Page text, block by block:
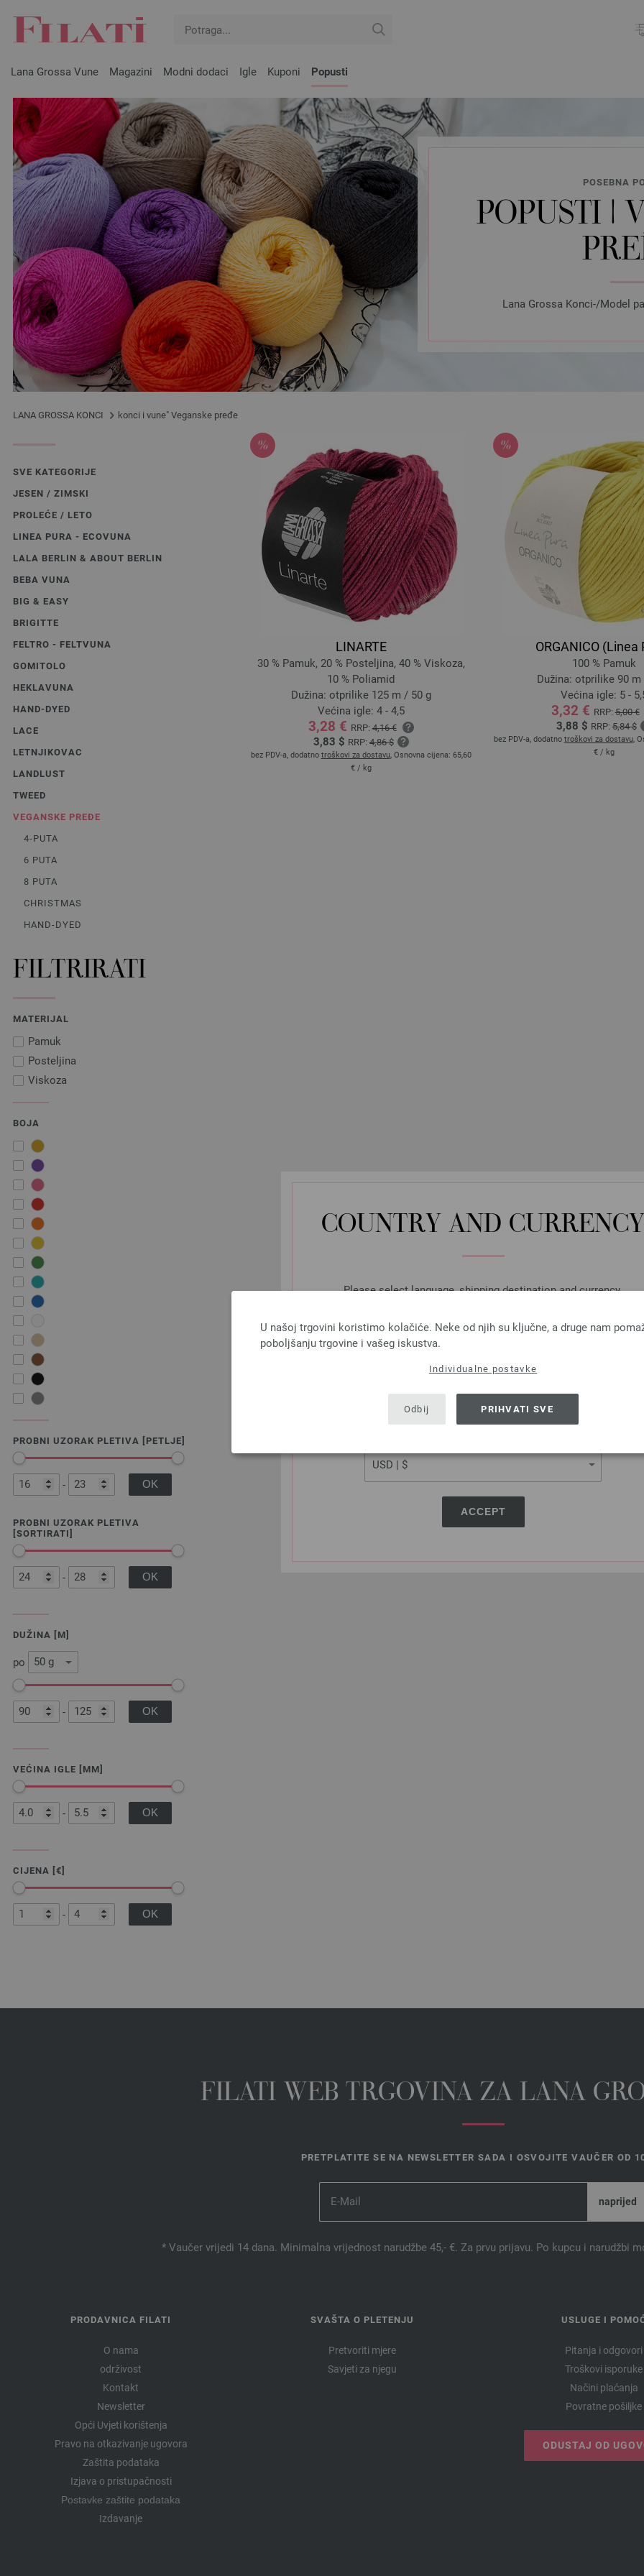
COUNTRY AND CURRENCY
Please select language, shipping destination and currency.
SHIPPING TO
USA - The United States of America
ACCEPT
U našoj trgovini koristimo kolačiće. Neke od njih su ključne, a druge nam
poboljšanju trgovine i vašeg iskustva.
Individualne postavke
Odbij PRIHVATI SVE
Lana Grossa Vune Magazini Modni dodaci Igle Kuponi Popusti
POSEBNA
POPUSTI |
Lana Grossa Konci-/Model
LANA GROSSA KONCI konci i vune" Veganske pređe
SVE KATEGORIJE
JESEN / ZIMSKI
PROLEĆE / LETO
LINEA PURA - ECOVUNA
LALA BERLIN & ABOUT BERLIN
BEBA VUNA
BIG & EASY
BRIGITTE
FELTRO - FELTVUNA
GOMITOLO
HEKLAVUNA
HAND-DYED
LACE
LETNJIKOVAC
LANDLUST
TWEED
VEGANSKE PREĐE
4-PUTA
6 PUTA
8 PUTA
CHRISTMAS
HAND-DYED
FILTRIRATI
MATERIJAL
Pamuk
Posteljina
Viskoza
BOJA
PROBNI UZORAK PLETIVA [PETLJE]
-
PROBNI UZORAK PLETIVA
[SORTIRATI]
-
DUŽINA [M]
po
-
VEĆINA IGLE [MM]
-
CIJENA [€]
-
LINARTE
30 % Pamuk, 20 % Posteljina, 40 % Viskoza,
10 % Poliamid
Dužina: otprilike 125 m / 50 g
Većina igle: 4 - 4,5
3,28 € RRP:4,16 €
3,83 $ RRP:4,86 $
bez PDV-a, dodatno troškovi za dostavu, Osnovna cijena: 65,60
€ / kg
ORGANICO (Linea
100 % Pamuk
Dužina: otprilike 90 m
Većina igle: 5 -
3,32 € RRP:5,00 €
3,88 $ RRP:5,84 $
bez PDV-a, dodatno troškovi za dostavu,
€ / kg
FILATI WEB TRGOVINA ZA LANA
PRETPLATITE SE NA NEWSLETTER SADA I OSVOJITE VAUČER OD
* Vaučer vrijedi 14 dana. Minimalna vrijednost narudžbe 45,- €. Za prvu prijavu. Po kupcu i narudžbi
PRODAVNICA FILATI
O nama
održivost
Kontakt
Newsletter
Opći Uvjeti korištenja
Pravo na otkazivanje ugovora
Zaštita podataka
Izjava o pristupačnosti
Postavke zaštite podataka
Izdavanje
SVAŠTA O PLETENJU
Pretvoriti mjere
Savjeti za njegu
USLUGE I
Pitanja i odgovori
Troškovi isporuke
Načini plaćanja
Povratne pošiljke
ODUSTAJ OD